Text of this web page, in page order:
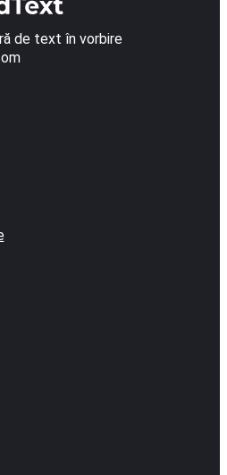
de text în vorbire